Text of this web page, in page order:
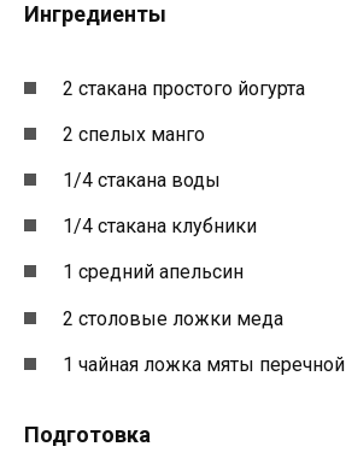
Ингредиенты
2 стакана простого йогурта
2 спелых манго
1/4 стакана воды
1/4 стакана клубники
1 средний апельсин
2 столовые ложки меда
1 чайная ложка мяты перечной
Подготовка